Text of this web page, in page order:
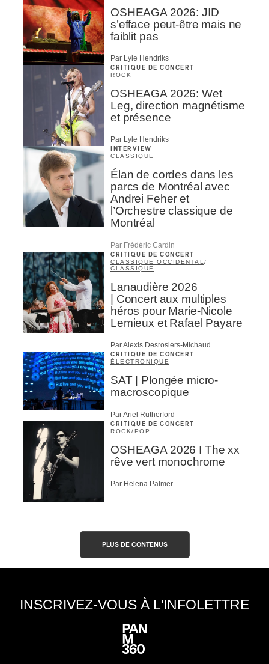
OSHEAGA 2026: JID
s’efface peut-être mais ne
faiblit pas
Par Lyle Hendriks
CRITIQUE DE CONCERT
ROCK
OSHEAGA 2026: Wet
Leg, direction magnétisme
et présence
Par Lyle Hendriks
INTERVIEW
CLASSIQUE
Élan de cordes dans les
parcs de Montréal avec
Andrei Feher et
l’Orchestre classique de
Montréal
Par Frédéric Cardin
CRITIQUE DE CONCERT
CLASSIQUE OCCIDENTAL /
CLASSIQUE
Lanaudière 2026
| Concert aux multiples
héros pour Marie-Nicole
Lemieux et Rafael Payare
Par Alexis Desrosiers-Michaud
CRITIQUE DE CONCERT
ÉLECTRONIQUE
SAT | Plongée micro-
macroscopique
Par Ariel Rutherford
CRITIQUE DE CONCERT
ROCK/POP
OSHEAGA 2026 I The xx
rêve vert monochrome
Par Helena Palmer
PLUS DE CONTENUS
INSCRIVEZ-VOUS À L'INFOLETTRE